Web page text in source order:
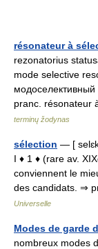
résonateur à
rezonatorius
mode selective
pranc. résonateur
terminų žodynas
sélection — [
I ♦ 1 ♦ (rare av.
conviennent le
des candidats. ⇒
Universelle
Modes de garde
nombreux modes